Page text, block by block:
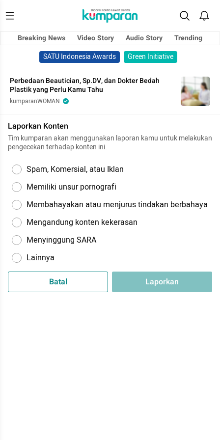
Breaking News Video Story Audio Story
Trending
SATU Indonesia Awards
Green Initiative
Perbedaan Beautician, Sp.DV, dan Dokter Bedah
Plastik yang Perlu Kamu Tahu
kumparanWOMAN
Laporkan Konten
Tim kumparan akan menggunakan laporan kamu untuk melakukan
pengecekan terhadap konten ini.
Spam, Komersial, atau Iklan
Memiliki unsur pornografi
Membahayakan atau menjurus tindakan berbahaya
Mengandung konten kekerasan
Menyinggung SARA
Lainnya
Batal Laporkan